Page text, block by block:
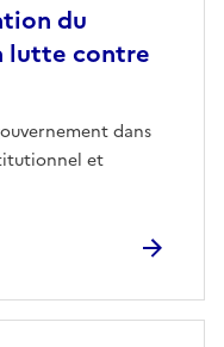
du
lutte contre
dans
et